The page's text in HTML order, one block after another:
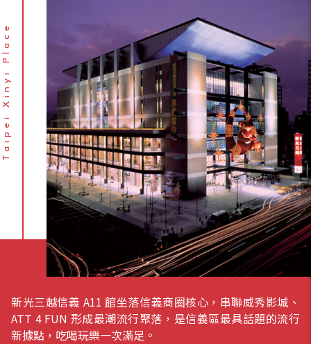
Taipei Xinyi Place
新光三越信義 A11 館坐落信義商圈核心，串聯威秀影城、
ATT 4 FUN 形成最潮流行聚落，是信義區最具話題的流行
新據點，吃喝玩樂一次滿足。